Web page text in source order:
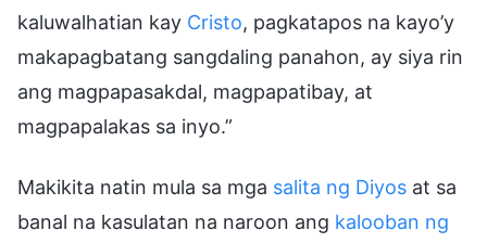
kaluwalhatian kay Cristo, pagkatapos na kayo’y
makapagbatang sangdaling panahon, ay siya rin
ang magpapasakdal, magpapatibay, at
magpapalakas sa inyo.”
Makikita natin mula sa mga salita ng Diyos at sa
banal na kasulatan na naroon ang kalooban ng